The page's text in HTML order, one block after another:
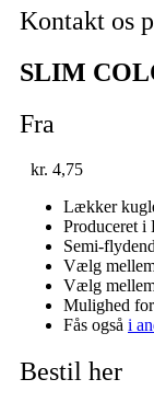
Kontakt os
SLIM
Fra
kr. 4,75
Lækker
Produceret i
Semi-
Vælg
Vælg
Mulighed
Fås også i
Bestil her